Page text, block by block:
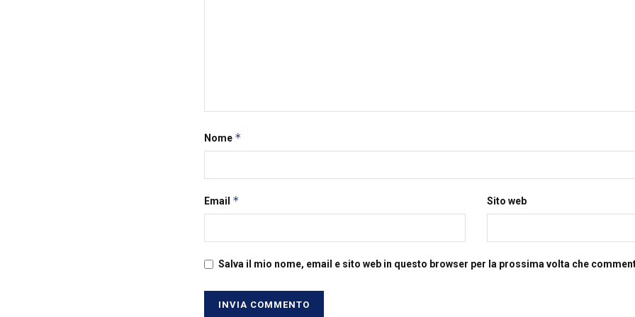
Nome *
Email * Sito web
Salva il mio nome, email e sito web in questo browser per la prossima volta che